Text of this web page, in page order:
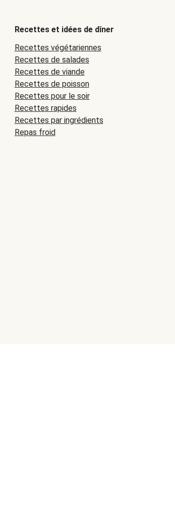
Recettes et idées de dîner
Recettes végétariennes
Recettes de salades
Recettes de viande
Recettes de poisson
Recettes pour le soir
Recettes rapides
Recettes par ingrédients
Repas froid